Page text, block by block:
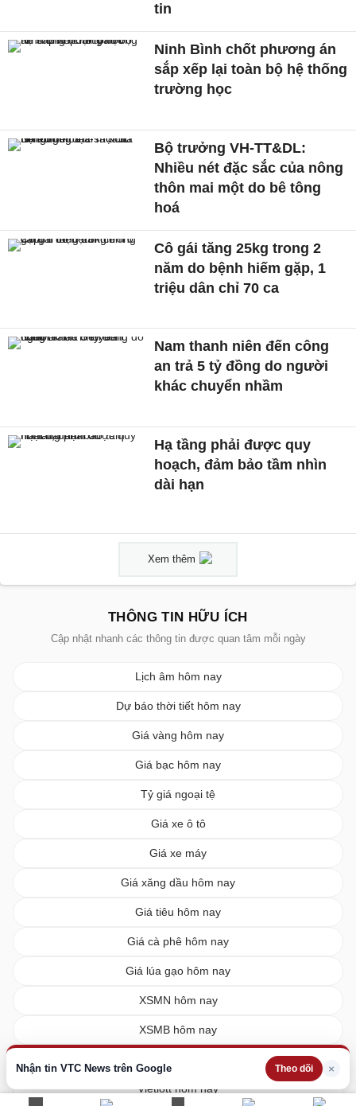
Nhận tin VTC News trên Google Theo dõi ×
tin
Ninh Bình chốt phương án
sắp xếp lại toàn bộ hệ thống
trường học
Bộ trưởng VH-TT&DL:
Nhiều nét đặc sắc của nông
thôn mai một do bê tông
hoá
Cô gái tăng 25kg trong 2
năm do bệnh hiếm gặp, 1
triệu dân chỉ 70 ca
Nam thanh niên đến công
an trả 5 tỷ đồng do người
khác chuyển nhầm
Hạ tầng phải được quy
hoạch, đảm bảo tầm nhìn
dài hạn
Xem thêm
THÔNG TIN HỮU ÍCH
Cập nhật nhanh các thông tin được quan tâm mỗi ngày
Lịch âm hôm nay
Dự báo thời tiết hôm nay
Giá vàng hôm nay
Giá bạc hôm nay
Tỷ giá ngoại tệ
Giá xe ô tô
Giá xe máy
Giá xăng dầu hôm nay
Giá tiêu hôm nay
Giá cà phê hôm nay
Giá lúa gạo hôm nay
XSMN hôm nay
XSMB hôm nay
Vietlott hôm nay